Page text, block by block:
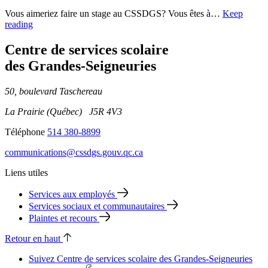
Vous aimeriez faire un stage au CSSDGS? Vous êtes à… Keep
reading
Centre de services scolaire
des Grandes‑Seigneuries
50, boulevard Taschereau
La Prairie (Québec) J5R 4V3
Téléphone 514 380-8899
communications@cssdgs.gouv.qc.ca
Liens utiles
Services aux employés
Services sociaux et communautaires
Plaintes et recours
Retour en haut
Suivez Centre de services scolaire des Grandes‑Seigneuries